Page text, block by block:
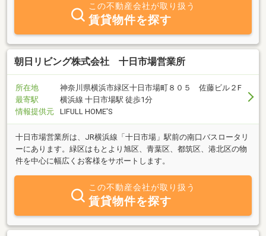
この不動産会社が取り扱う
賃貸物件を探す
朝日リビング株式会社 十日市場営業所
所在地
神奈川県横浜市緑区十日市場町８０５ 佐藤ビル２F
最寄駅
横浜線 十日市場駅 徒歩1分
情報提供元
LIFULL HOME'S
十日市場営業所は、JR横浜線「十日市場」駅前の南口バスロータリ
ーにあります。緑区はもとより旭区、青葉区、都筑区、港北区の物
件を中心に幅広くお客様をサポートします。
この不動産会社が取り扱う
賃貸物件を探す